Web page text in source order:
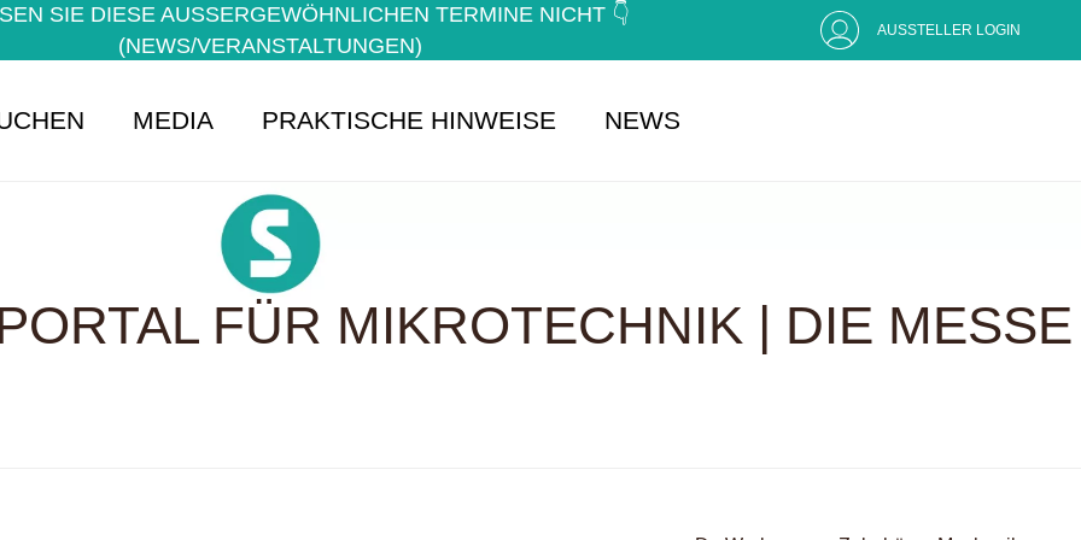
SIE DIESE AUSSERGEWÖHNLICHEN TERMINE NICHT 👇 (
NEWS/VERANSTALTUNGEN)
AUSSTELLER LOGIN
MEDIA PRAKTISCHE HINWEISE NEWS
FÜR MIKROTECHNIK | DIE MESSE